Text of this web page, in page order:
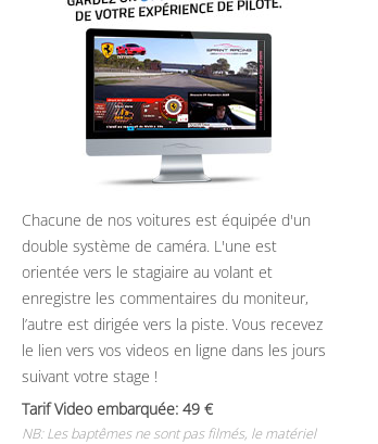
Chacune de nos voitures est équipée d'un
double système de caméra. L'une est
orientée vers le stagiaire au volant et
enregistre les commentaires du moniteur,
l’autre est dirigée vers la piste. Vous recevez
le lien vers vos videos en ligne dans les jours
suivant votre stage !
Tarif Video embarquée: 49
NB: Les baptêmes ne sont pas filmés, le matériel